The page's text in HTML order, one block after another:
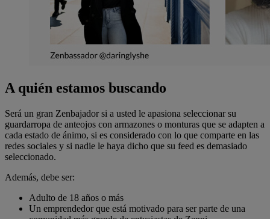
A quién estamos buscando
Será un gran Zenbajador si a usted le apasiona seleccionar su
guardarropa de anteojos con armazones o monturas que se adapten a
cada estado de ánimo, si es considerado con lo que comparte en las
redes sociales y si nadie le haya dicho que su feed es demasiado
seleccionado.
Además, debe ser:
Adulto de 18 años o más
Un emprendedor que está motivado para ser parte de una